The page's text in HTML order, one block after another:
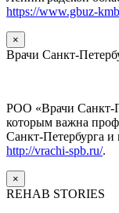
https://www.gbuz-
×
Врачи Санкт-
РОО «Врачи Санкт-
которым важна
Санкт-Петербурга и
http://vrachi-spb.ru/.
×
REHAB STORIES